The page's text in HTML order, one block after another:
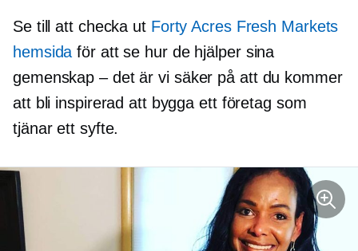
Se till att checka ut Forty Acres Fresh Markets
hemsida för att se hur de hjälper sina
gemenskap – det är visäker på att du kommer
att bli inspirerad att bygga ett företag som
tjänar ett syfte.